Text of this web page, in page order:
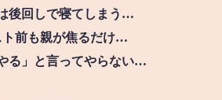
後回しで寝てしまう…
ト前も親が焦るだけ…
る」と言ってやらない…